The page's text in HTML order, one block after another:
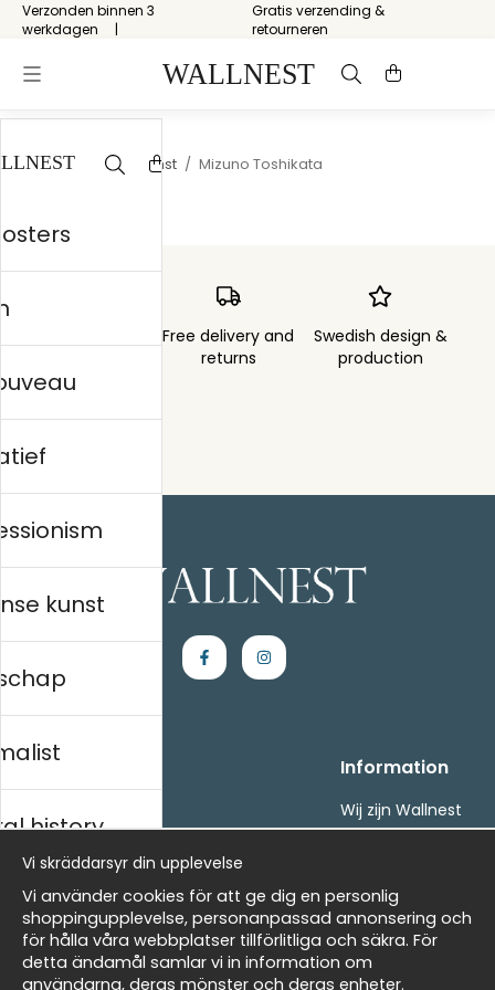
Verzonden binnen 3
werkdagen
Gratis verzending &
retourneren
Start / Japanse kunst / Mizuno Toshikata
Free delivery and
returns
Swedish design &
production
Handla
Villkor
- Returer och återbetalningar
Om cookies
Mina favoriter
Information
Wij zijn Wallnest
FAQ
Nieuwsbrief
kunst
history
Vi skräddarsyr din upplevelse
Vi använder cookies för att ge dig en personlig
shoppingupplevelse, personanpassad annonsering och
för hålla våra webbplatser tillförlitliga och säkra. För
detta ändamål samlar vi in information om
användarna, deras mönster och deras enheter.